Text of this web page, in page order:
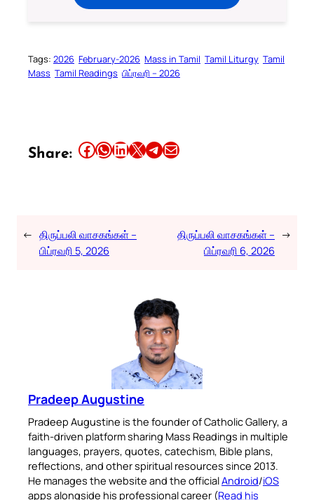
Tags: 2026 February-2026 Mass in Tamil Tamil Liturgy Tamil
Mass Tamil Readings பிப்ரவரி – 2026
Share: Share this article on Facebook Share this article on WhatsApp Share this article on LinkedIn Share this article on X Share this article on TelegramEmail this Article
← திருப்பலி வாசகங்கள் –
பிப்ரவரி 5, 2026
திருப்பலி வாசகங்கள் –
பிப்ரவரி 6, 2026
→
Pradeep Augustine
Pradeep Augustine is the founder of Catholic Gallery, a
faith-driven platform sharing Mass Readings in multiple
languages, prayers, quotes, catechism, Bible plans,
reflections, and other spiritual resources since 2013.
He manages the website and the officialAndroid/iOS
apps alongside his professional career (Read his